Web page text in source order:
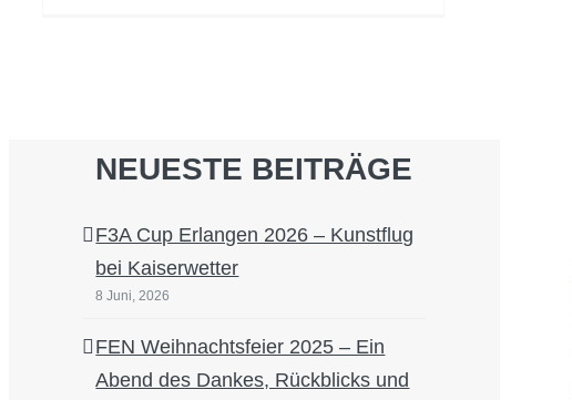
NEUESTE BEITRÄGE
F3A Cup Erlangen 2026 – Kunstflug
bei Kaiserwetter
8 Juni, 2026
FEN Weihnachtsfeier 2025 – Ein
Abend des Dankes, Rückblicks und